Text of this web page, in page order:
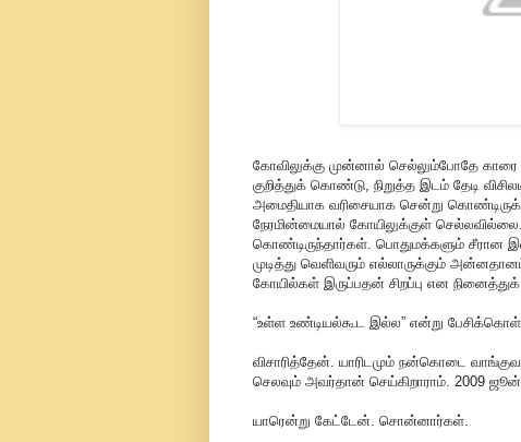
கோவிலுக்கு முன்னால் செல்லும்போதே காரை
குறித்துக் கொண்டு, நிறுத்த இடம் தேடி
அமைதியாக வரிசையாக சென்று
நேரமின்மையால் கோயிலுக்குள்
கொண்டிருந்தார்கள். பொதுமக்களும் சீரான
முடித்து வெளிவரும் எல்லாருக்கும்
கோயில்கள் இருப்பதன் சிறப்பு என
“உள்ள உண்டியல்கூட இல்ல” என்று
விசாரித்தேன். யாரிடமும் நன்கொடை
செலவும் அவர்தான் செய்கிறாராம். 2009
யாரென்று கேட்டேன். சொன்னார்கள்.